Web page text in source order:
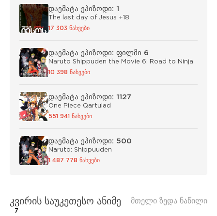
დაემატა ეპიზოდი: 1
The last day of Jesus +18
17 303 ნახვები
დაემატა ეპიზოდი: ფილმი 6
Naruto Shippuden the Movie 6: Road to Ninja
10 398 ნახვები
დაემატა ეპიზოდი: 1127
One Piece Qartulad
551 941 ნახვები
დაემატა ეპიზოდი: 500
Naruto: Shippuuden
1 487 778 ნახვები
კვირის საუკეთესო ანიმე მთელი ზედა ნაწილი
7